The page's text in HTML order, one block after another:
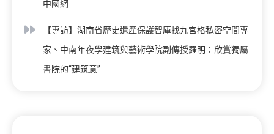
中國網
【專訪】湖南省歷史遺產保護智庫找九宮格私密空間專
家、中南年夜學建筑與藝術學院副傳授羅明：欣賞獨屬
書院的“建筑意”